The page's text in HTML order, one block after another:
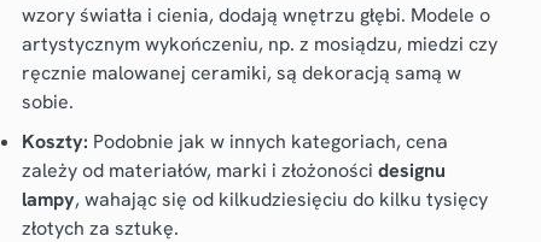
wzory światła i cienia, dodają wnętrzu głębi. Modele o
artystycznym wykończeniu, np. z mosiądzu, miedzi czy
ręcznie malowanej ceramiki, są dekoracją samą w
sobie.
Koszty: Podobnie jak w innych kategoriach, cena
zależy od materiałów, marki i złożoności designu
lampy, wahając się od kilkudziesięciu do kilku tysięcy
złotych za sztukę.